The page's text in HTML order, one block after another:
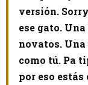
versión.
ese gato.
novatos.
como tú. Pa
por eso